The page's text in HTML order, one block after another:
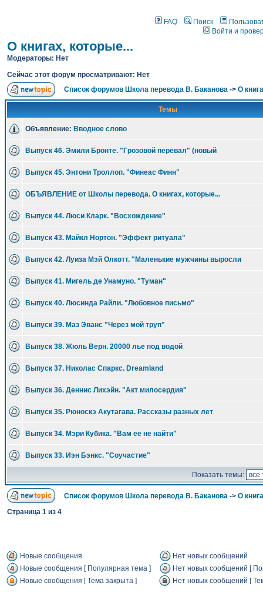
FAQ Поиск
Войти и
О книгах, которые...
Модераторы: Нет
Сейчас этот форум просматривают: Нет
Список форумов Школа перевода В. Баканова -> О
Темы
Объявление: Вводное слово
Выпуск 46. Эмили Бронте. "Грозовой перевал" (новый
Выпуск 45. Энтони Троллоп. "Финеас Финн"
ОБЪЯВЛЕНИЕ от Школы перевода. О книгах, которые...
Выпуск 44. Люси Кларк. "Восхождение"
Выпуск 43. Майкл Нортон. "Эффект ритуала"
Выпуск 42. Луиза Мэй Олкотт. "Маленькие мужчины выросли
Выпуск 41. Мигель де Унамуно. "Туман"
Выпуск 40. Люсинда Райли. "Любовное письмо"
Выпуск 39. Маз Эванс "Через мой труп"
Выпуск 38. Жюль Верн. 20000 лье под водой
Выпуск 37. Николас Спаркс. Dreamland
Выпуск 36. Деннис Лихэйн. "Акт милосердия"
Выпуск 35. Рюноскэ Акутагава. Рассказы разных лет
Выпуск 34. Мэри Кубика. "Вам ее не найти"
Выпуск 33. Иэн Бэнкс. "Соучастие"
Показать темы:
Список форумов Школа перевода В. Баканова -> О
Страница 1 из 4
Новые сообщения
Нет новых сообщений
Новые сообщения [ Популярная тема ]
Нет новых сообщений [
Новые сообщения [ Тема закрыта ]
Нет новых сообщений [